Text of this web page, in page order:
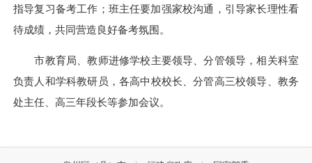
指导复习备考工作；班主任要加强家校沟通，引导家长理性看
待成绩，共同营造良好备考氛围。
市教育局、教师进修学校主要领导、分管领导，相关科室
负责人和学科教研员，各高中校校长、分管高三校领导、教务
处主任、高三年段长等参加会议。